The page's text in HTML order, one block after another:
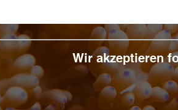
Wir akzeptieren